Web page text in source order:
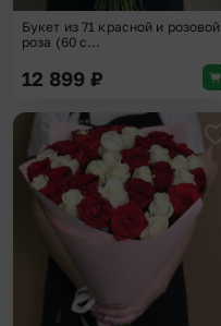
Букет из 71 красной и розовой
роза (60 с...
12 899 ₽